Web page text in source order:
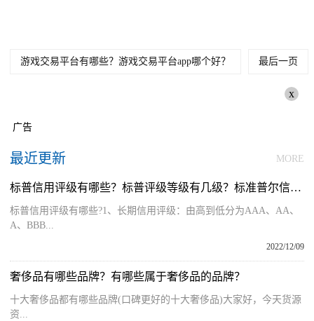
游戏交易平台有哪些？游戏交易平台app哪个好？ 最后一页
x
广告
最近更新 MORE
标普信用评级有哪些？标普评级等级有几级？标准普尔信用评级
标普信用评级有哪些?1、长期信用评级：由高到低分为AAA、AA、
A、BBB...
2022/12/09
奢侈品有哪些品牌？有哪些属于奢侈品的品牌？
十大奢侈品都有哪些品牌(口碑更好的十大奢侈品)大家好，今天货源
资...